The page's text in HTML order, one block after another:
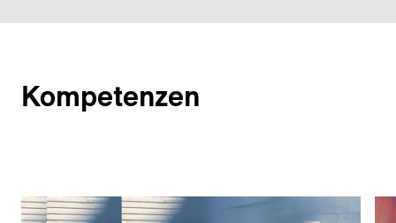
Kompetenzen